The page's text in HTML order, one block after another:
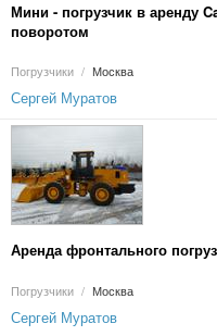
Мини - погрузчик в аренду
поворотом
Погрузчики / Москва
Сергей Муратов
Аренда фронтального
Погрузчики / Москва
Сергей Муратов